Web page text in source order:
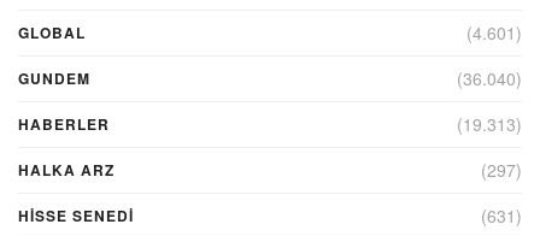
GLOBAL (4.601)
GUNDEM (36.040)
HABERLER (19.313)
HALKA ARZ (297)
HİSSE SENEDİ (631)